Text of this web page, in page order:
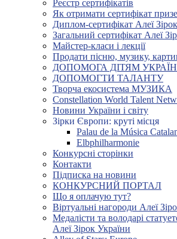
Реєстр сертифікатів
Як отримати сертифікат
Диплом-сертифікат Алеї Зірок
Загальний сертифікат Алеї
Майстер-класи і лекції
Продати пісню, музику,
ДОПОМОГА ДІТЯМ
ДОПОМОГТИ ТАЛАНТУ
Творча екосистема МУЗИКА
Constellation World Talent
Новини України і світу
Зірки Європи: круті місця
Palau de la Música
Elbphilharmonie
Конкурсні сторінки
Контакти
Підписка на новини
КОНКУРСНИЙ ПОРТАЛ
Що я оплачую тут?
Віртуальні нагороди Алеї
Медалісти та володарі
Алеї Зірок України